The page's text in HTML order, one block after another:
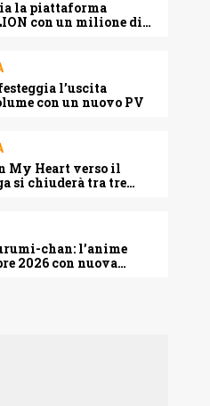
la piattaforma
con un milione di
l’uscita
con un nuovo PV
My Heart verso il
si chiuderà tra tre
chan: l’anime
2026 con nuova